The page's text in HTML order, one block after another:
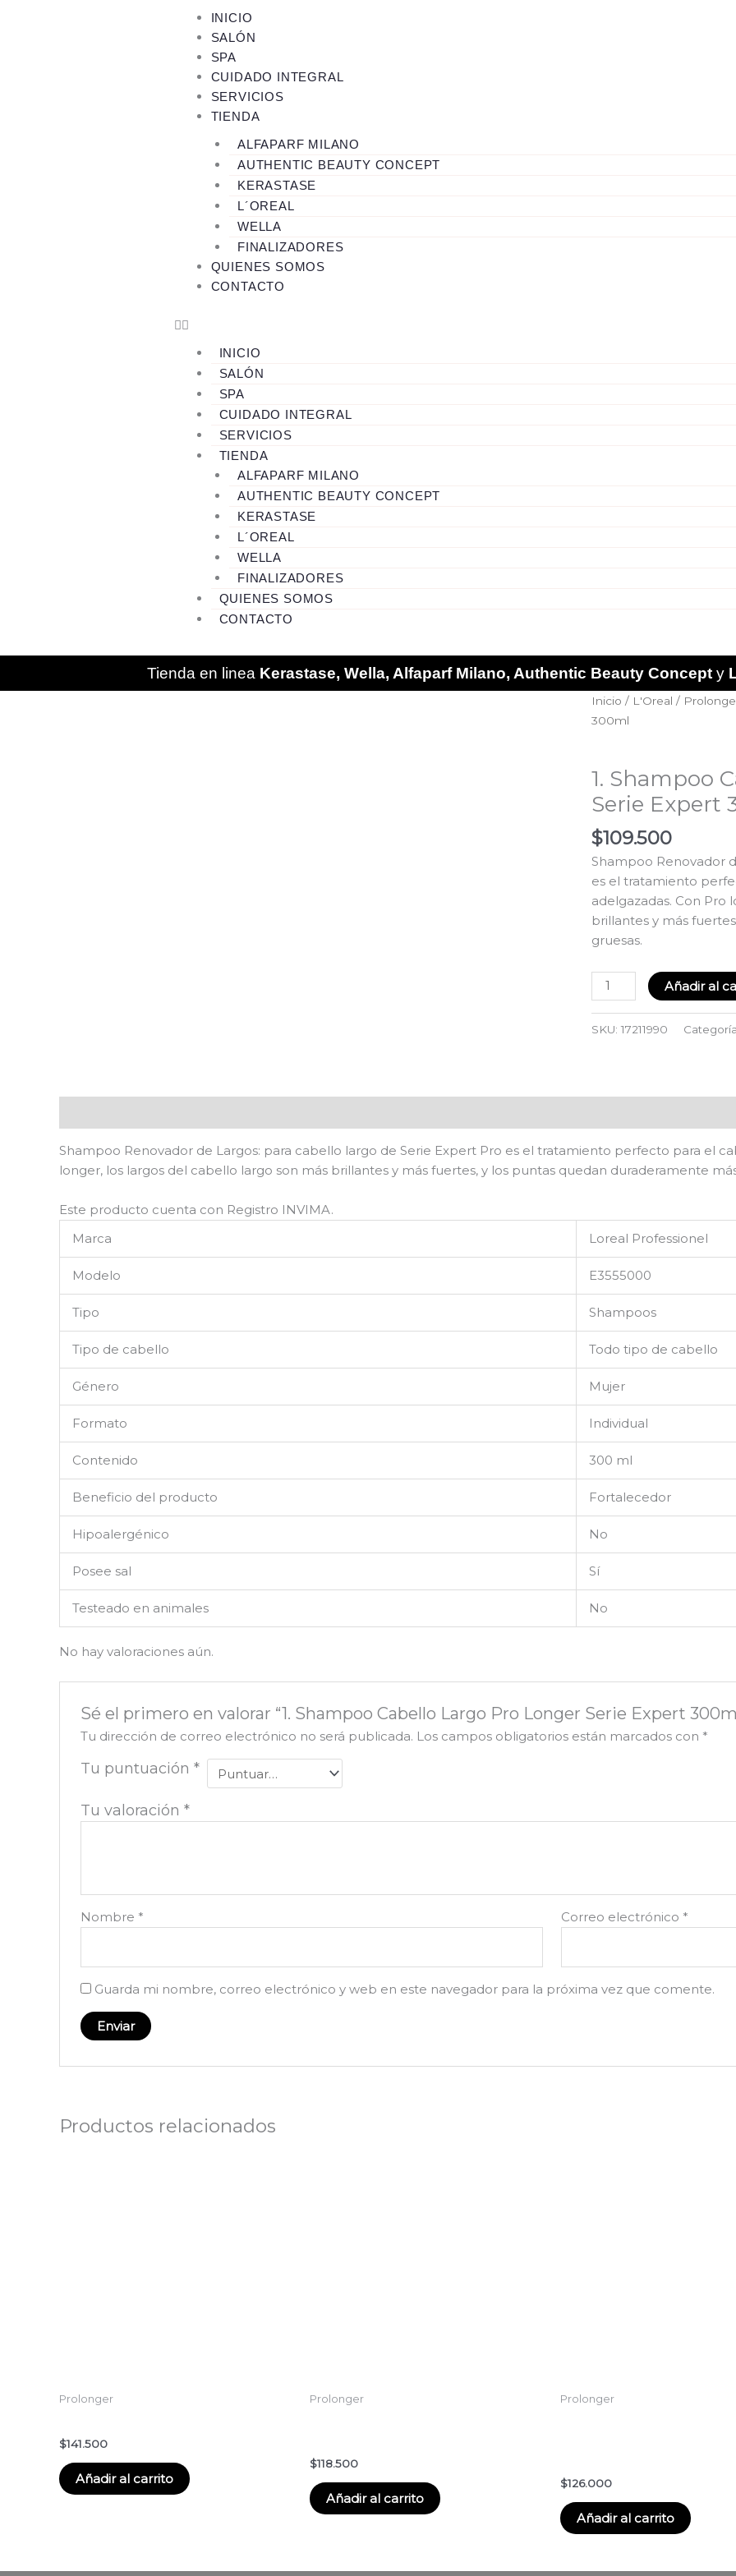
INICIO
SALÓN
SPA
CUIDADO INTEGRAL
SERVICIOS
TIENDA
ALFAPARF MILANO
AUTHENTIC BEAUTY CONCEPT
KERASTASE
L´OREAL
WELLA
FINALIZADORES
QUIENES SOMOS
CONTACTO
INICIO
SALÓN
SPA
CUIDADO INTEGRAL
SERVICIOS
TIENDA
ALFAPARF MILANO
AUTHENTIC BEAUTY CONCEPT
KERASTASE
L´OREAL
WELLA
FINALIZADORES
QUIENES SOMOS
CONTACTO
Tienda en linea Kerastase, Wella, Alfaparf Milano, Authentic Beauty Concept y
Inicio / L'Oreal /
300ml
1. Shampoo
Serie Expert
$109.500
Shampoo Renovador
es el tratamiento
adelgazadas. Con Pro
brillantes y más
gruesas.
1.
Shampoo
Pro
Longer
Expert
300ml
cantidad
Añadir al
SKU: 17211990
Shampoo Renovador de Largos: para cabello largo de Serie Expert Pro es el tratamiento perfecto para el
longer, los largos del cabello largo son más brillantes y más fuertes, y los puntas quedan duraderamente
Este producto cuenta con Registro INVIMA.
Marca
Loreal Professionel
Modelo E3555000
Tipo Shampoos
Tipo de cabello Todo tipo de cabello
Género Mujer
Formato Individual
Contenido 300 ml
Beneficio del producto Fortalecedor
Hipoalergénico No
Posee sal Sí
Testeado en animales No
No hay valoraciones aún.
Sé el primero en valorar “1. Shampoo Cabello Largo Pro Longer Serie Expert
Tu dirección de correo electrónico no será publicada. Los campos obligatorios están marcados con *
Tu puntuación*
Tu valoración*
Nombre * Correo electrónico *
Guarda mi nombre, correo electrónico y web en este navegador para la próxima vez que comente.
Productos relacionados
Prolonger
$141.500
Añadir al carrito
Prolonger
$118.500
Añadir al carrito
Prolonger
$126.000
Añadir al carrito